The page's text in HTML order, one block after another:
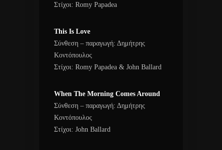
Στίχοι: Romy Papadea
This Is Love
Σύνθεση – παραγωγή: Δημήτρης
Κοντόπουλος
Στίχοι: Romy Papadea & John Ballard
When The Morning Comes Around
Σύνθεση – παραγωγή: Δημήτρης
Κοντόπουλος
Στίχοι: John Ballard